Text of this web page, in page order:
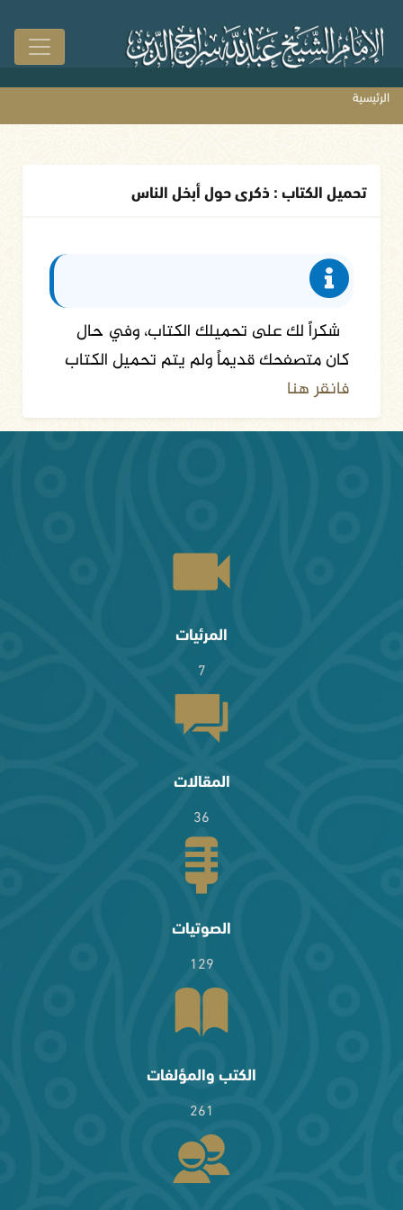
الرئيسية
تحميل الكتاب : ذكرى حول أبخل الناس
شكراً لك على تحميلك الكتاب، وفي حال
كان متصفحك قديماً ولم يتم تحميل الكتاب
فانقر هنا
المرئيات
7
المقالات
36
الصوتيات
129
الكتب والمؤلفات
261